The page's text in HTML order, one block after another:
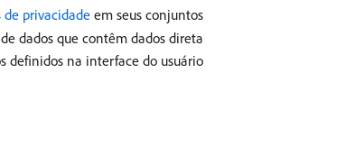
de privacidadeem seus conjuntos
dados que contêm dados direta
definidos na interface do usuário